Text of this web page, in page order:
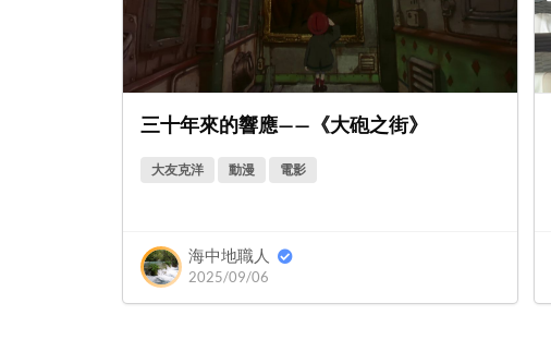
三十年來的響應——《大砲之街》
大友克洋 動漫 電影
海中地職人
2025/09/06